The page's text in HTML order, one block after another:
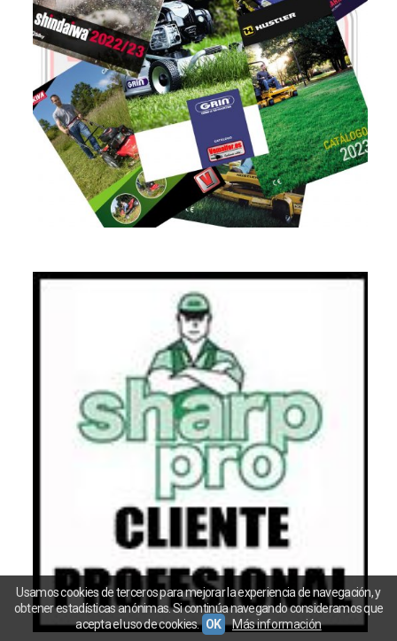
Usamos cookies de terceros para mejorar la experiencia de navegación, y
obtener estadísticas anónimas. Si continúa navegando consideramos que
acepta el uso de cookies. OK Más información